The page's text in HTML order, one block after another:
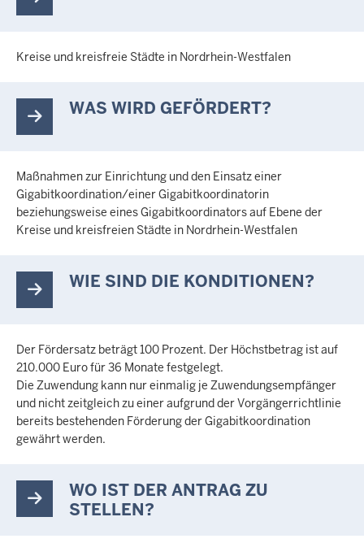
Kreise und kreisfreie Städte in Nordrhein-Westfalen
WAS WIRD GEFÖRDERT?
Maßnahmen zur Einrichtung und den Einsatz einer
Gigabitkoordination/einer Gigabitkoordinatorin
beziehungsweise eines Gigabitkoordinators auf Ebene der
Kreise und kreisfreien Städte in Nordrhein-Westfalen
WIE SIND DIE KONDITIONEN?
Der Fördersatz beträgt 100 Prozent. Der Höchstbetrag ist auf
210.000 Euro für 36 Monate festgelegt.
Die Zuwendung kann nur einmalig je Zuwendungsempfänger
und nicht zeitgleich zu einer aufgrund der Vorgängerrichtlinie
bereits bestehenden Förderung der Gigabitkoordination
gewährt werden.
WO IST DER ANTRAG ZU
STELLEN?